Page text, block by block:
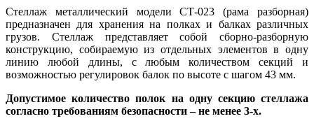
Стеллаж металлический модели СТ-023 (рама разборная)
предназначен для хранения на полках и балках различных
грузов. Стеллаж представляет собой сборно-разборную
конструкцию, собираемую из отдельных элементов в одну
линию любой длины, с любым количеством секций и
возможностью регулировок балок по высоте с шагом 43 мм.
Допустимое количество полок на одну секцию стеллажа
согласно требованиям безопасности – не менее 3-х.